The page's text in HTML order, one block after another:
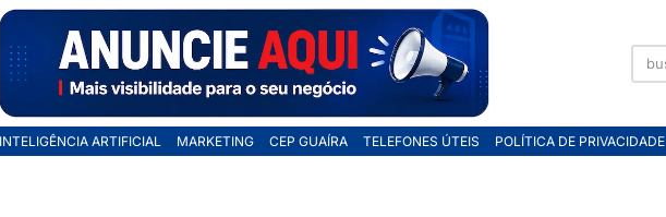
INTELIGÊNCIA ARTIFICIAL MARKETING CEP GUAÍRA TELEFONES ÚTEIS POLÍTICA DE PRIVACIDADE